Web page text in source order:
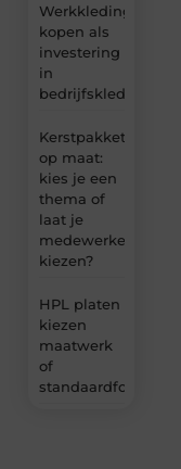
Werkkleding
kopen als
investering
in
bedrijfskleding
Kerstpakket
op maat:
kies je een
thema of
laat je
medewerkers
kiezen?
HPL platen
kiezen
maatwerk
of
standaardformaat